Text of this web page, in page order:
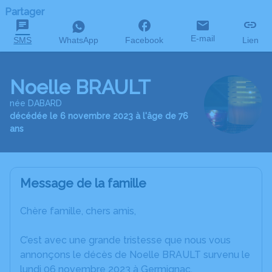
Partager
SMS WhatsApp Facebook E-mail Lien
Noelle BRAULT
née DABARD
décédée le 6 novembre 2023 à l'âge de 76
ans
Message de la famille
Chère famille, chers amis,
C’est avec une grande tristesse que nous vous
annonçons le décès de Noelle BRAULT survenu le
lundi 06 novembre 2023 à Germignac.